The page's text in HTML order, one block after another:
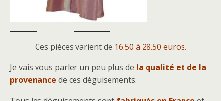
Ces pièces varient de 16.50 à 28.50 euros.
Je vais vous parler un peu plus de la qualité et de la
provenance de ces déguisements.